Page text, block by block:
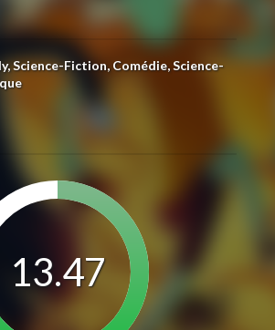
Science-Fiction, Comédie, Science-
13.47